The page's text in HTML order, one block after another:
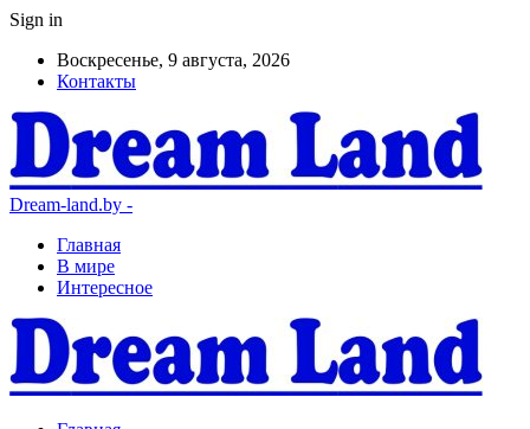
Sign in
Воскресенье, 9 августа, 2026
Контакты
Dream-land.by -
Главная
В мире
Интересное